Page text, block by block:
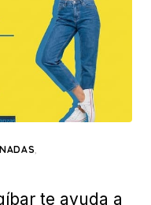
,
te ayuda a